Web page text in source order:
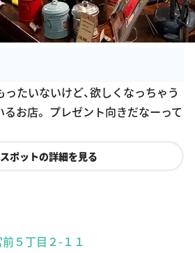
たいないけど、欲しくなっちゃう
お店。 プレゼント向きだなーって
ポットの詳細を見る
５丁目２-１１